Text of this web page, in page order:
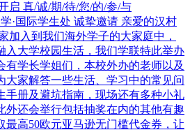
启 真/诚/期/待/您/的/参/与
国际学生处 诚挚邀请 亲爱的汉村
加入到我们海外学子的大家庭中，
入大学校园生活，我们学联特此举办
有学长学姐们，本校外办的老师以及
大家解答一些生活、学习中的常见问
手册及避坑指南，现场还有多种小礼
外还会举行包括抽奖在内的其他有趣
最高50欧元亚马逊无门槛代金券，让